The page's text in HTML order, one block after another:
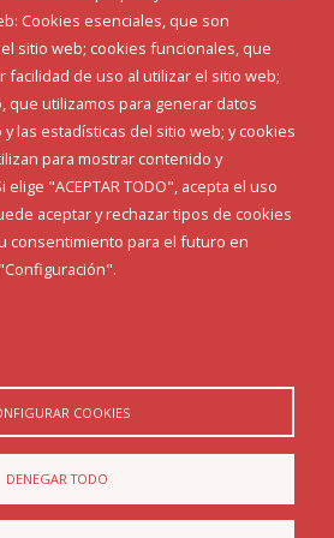
Cookies esenciales, que son
sitio web; cookies funcionales, que
de uso al utilizar el sitio web;
que utilizamos para generar datos
las estadísticas del sitio web; y cookies
para mostrar contenido y
"ACEPTAR TODO", acepta el uso
aceptar y rechazar tipos de cookies
consentimiento para el futuro en
COOKIES
DENEGAR TODO